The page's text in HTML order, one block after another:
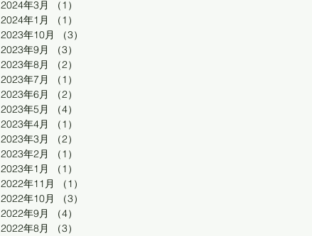
2024年3月
（1）
2024年1月
（1）
2023年10月
（3）
2023年9月
（3）
2023年8月
（2）
2023年7月
（1）
2023年6月
（2）
2023年5月
（4）
2023年4月
（1）
2023年3月
（2）
2023年2月
（1）
2023年1月
（1）
2022年11月
（1）
2022年10月
（3）
2022年9月
（4）
2022年8月
（3）